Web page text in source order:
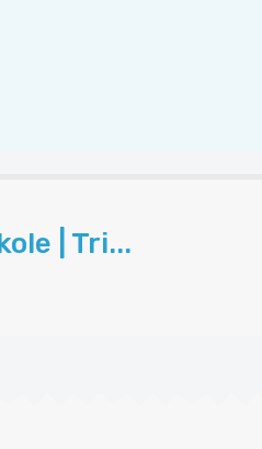
| Tri...